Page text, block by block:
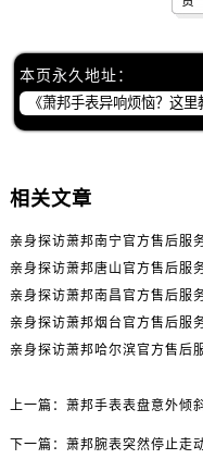
本页永久地址：
相关文章
上一篇： 萧邦手表表盘意外倾
下一篇： 萧邦腕表突然停止走